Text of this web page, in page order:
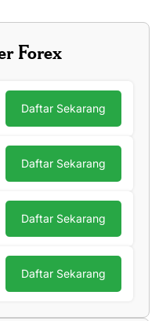
Forex
Daftar Sekarang
Daftar Sekarang
Daftar Sekarang
Daftar Sekarang